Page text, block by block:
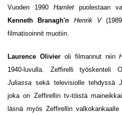
Vuoden 1990 Hamlet puolestaan
Kenneth Branagh'n Henrik V
filmatisoinnit muotiin.
Laurence Olivier oli filmannut niin
1940-luvulla. Zeffirelli työskenteli
Juliassasekä televisiolle tehdyssä
joka on Zeffirellin tv-töistä
läsnä myös Zeffirellin valkokankaalle